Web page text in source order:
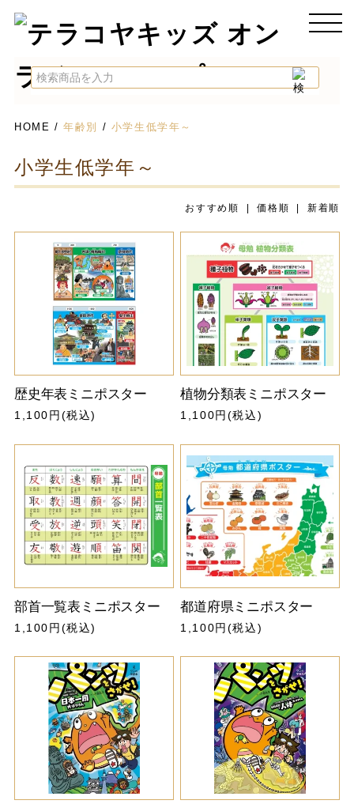
HOME /年齢別 / 小学生低学年～
小学生低学年～
おすすめ順 | 価格順 |新着順
歴史年表ミニポスター
1,100円(税込)
植物分類表ミニポスター
1,100円(税込)
部首一覧表ミニポスター
1,100円(税込)
都道府県ミニポスター
1,100円(税込)